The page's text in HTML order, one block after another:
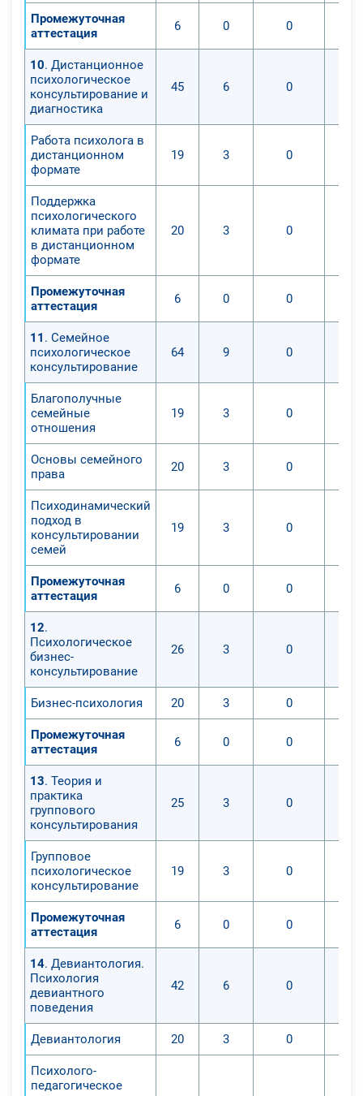
Промежуточная
аттестация
6 0 0
10. Дистанционное
психологическое
консультирование и
диагностика
45 6 0
Работа психолога в
дистанционном
формате
19 3 0
Поддержка
психологического
климата при работе
в дистанционном
формате
20 3 0
Промежуточная
аттестация
6 0 0
11 . Семейное
психологическое
консультирование
64 9 0
Благополучные
семейные
отношения
19 3 0
Основы семейного
права
20 3 0
Психодинамический
подход в
консультировании
семей
19 3 0
Промежуточная
аттестация
6 0 0
12.
Психологическое
бизнес-
консультирование
26 3 0
Бизнес-психология 20 3 0
Промежуточная
аттестация
6 0 0
13. Теория и
практика
группового
консультирования
25 3 0
Групповое
психологическое
консультирование
19 3 0
Промежуточная
аттестация
6 0 0
14. Девиантология.
Психология
девиантного
поведения
42 6 0
Девиантология 20 3 0
Психолого-
педагогическое